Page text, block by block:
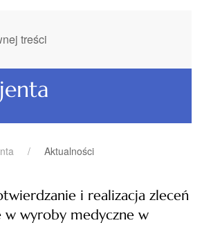
treści
Aktualności
i realizacja zleceń
w wyroby medyczne w